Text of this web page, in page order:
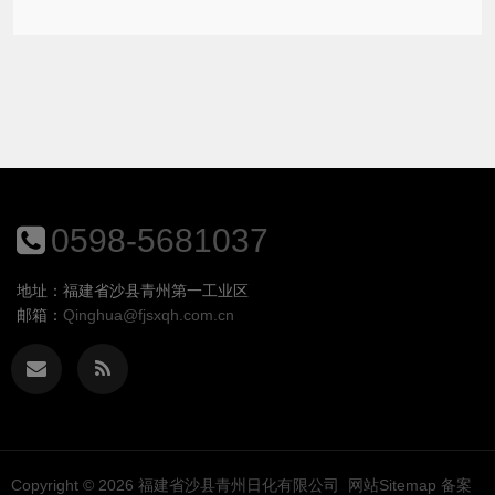
0598-5681037
地址：福建省沙县青州第一工业区
邮箱： Qinghua@fjsxqh.com.cn
Copyright © 2026 福建省沙县青州日化有限公司 网站Sitemap 备案